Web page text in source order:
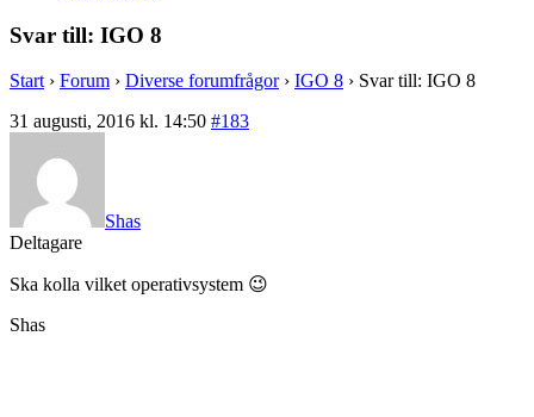
Svar till: IGO 8
Start › Forum › Diverse forumfrågor › IGO 8 › Svar till: IGO 8
31 augusti, 2016 kl. 14:50 #183
Shas
Deltagare
Ska kolla vilket operativsystem 😉
Shas